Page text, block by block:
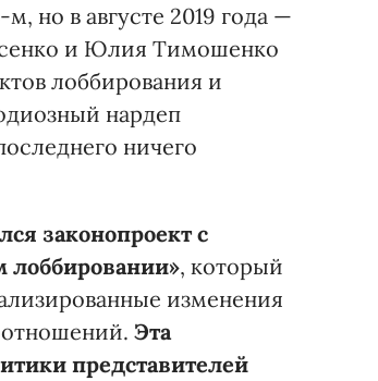
но в августе 2019 года —
и Юлия Тимошенко
лоббирования и
нардеп
ничего
законопроектс
лоббировании», который
изменения
Эта
представителей